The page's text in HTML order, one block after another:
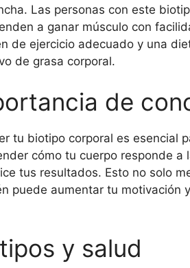
Las personas con este
a ganar músculo con
de ejercicio adecuado y una
de grasa corporal.
de
tu biotipo corporal es esencial
cómo tu cuerpo responde
tus resultados. Esto no solo
puede aumentar tu motivación
y salud